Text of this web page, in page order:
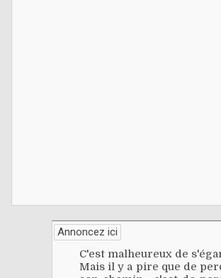
Annoncez ici
C'est malheureux de
Mais il y a pire que de